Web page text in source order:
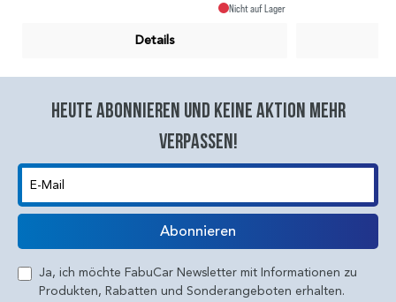
Nicht auf Lager
Details
Heute abonnieren und keine aktion mehr
verpassen!
E-Mail
Abonnieren
Ja, ich möchte FabuCar Newsletter mit Informationen zu
Produkten, Rabatten und Sonderangeboten erhalten.